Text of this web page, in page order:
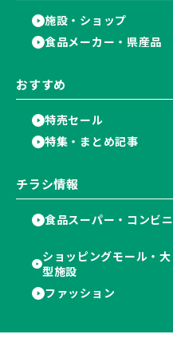
施設・ショップ
食品メーカー・県産品
おすすめ
特売セール
特集・まとめ記事
チラシ情報
食品スーパー・コンビニ
ショッピングモール・大
型施設
ファッション